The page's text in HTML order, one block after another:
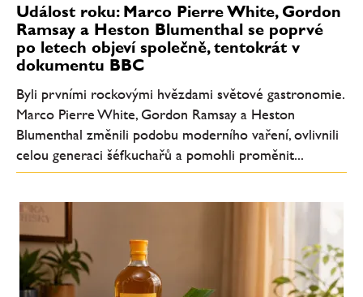
Událost roku: Marco Pierre White, Gordon
Ramsay a Heston Blumenthal se poprvé
po letech objeví společně, tentokrát v
dokumentu BBC
Byli prvními rockovými hvězdami světové gastronomie.
Marco Pierre White, Gordon Ramsay a Heston
Blumenthal změnili podobu moderního vaření, ovlivnili
celou generaci šéfkuchařů a pomohli proměnit...